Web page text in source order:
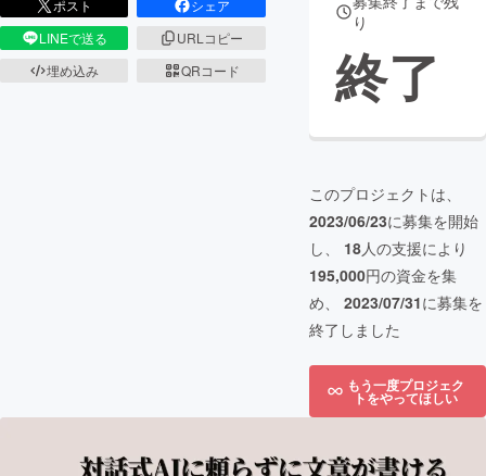
ポスト
シェア
LINEで送る
URLコピー
埋め込み
QRコード
り
終了
このプロジェクトは、
2023/06/23に募集を開始
し、 18人の支援により
195,000円の資金を集
め、 2023/07/31に募集を
終了しました
もう一度プロジェク
トをやってほしい